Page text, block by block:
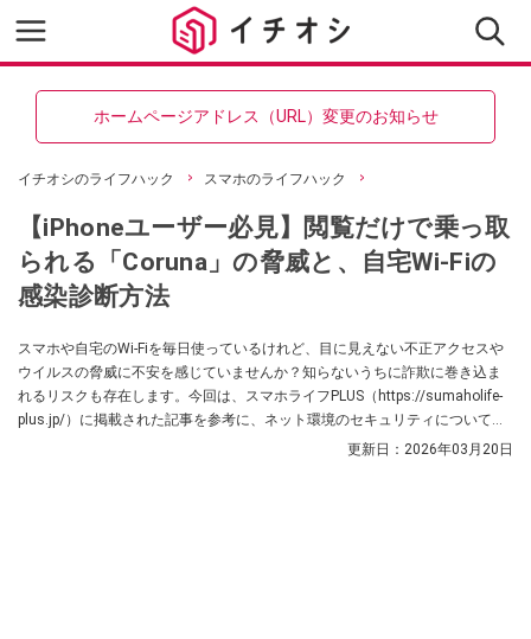
ホームページアドレス（URL）変更のお知らせ
イチオシのライフハック スマホのライフハック
【iPhoneユーザー必見】閲覧だけで乗っ取
られる「Coruna」の脅威と、自宅Wi-Fiの
感染診断方法
スマホや自宅のWi-Fiを毎日使っているけれど、目に見えない不正アクセスや
ウイルスの脅威に不安を感じていませんか？知らないうちに詐欺に巻き込ま
れるリスクも存在します。今回は、スマホライフPLUS（https://sumaholife-
plus.jp/）に掲載された記事を参考に、ネット環境のセキュリティについてご
紹介。各項目の詳細はぜひ、スマホライフPLUSでご確認ください。
更新日： 2026年03月20日